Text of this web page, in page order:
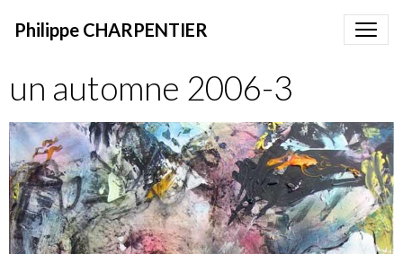
Philippe CHARPENTIER
un automne 2006-3